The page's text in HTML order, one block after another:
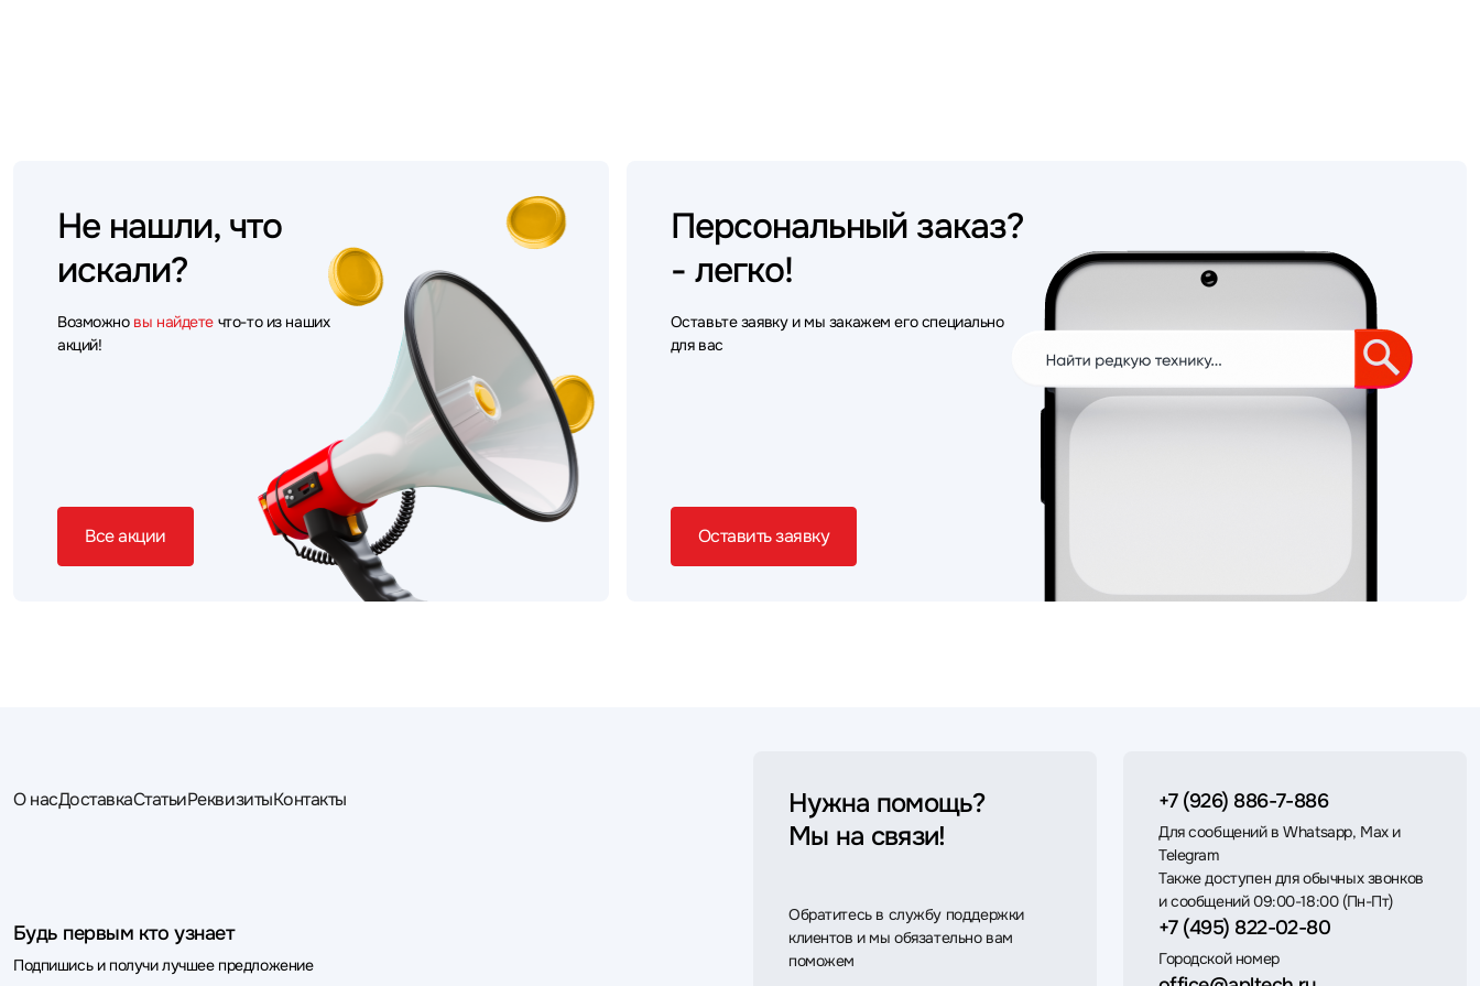
Не нашли, что
искали?
Возможно вы найдете что-то из наших
акций!
Все акции
Персональный заказ?
- легко!
Оставьте заявку и мы закажем его специально
для вас
Оставить заявку
О насДоставкаСтатьиРеквизитыКонтакты
Будь первым кто узнает
Подпишись и получи лучшее предложение
Нужна помощь?
Мы на связи!
Обратитесь в службу поддержки
клиентов и мы обязательно вам
поможем
+7 (926) 886-7-886
Для сообщений в Whatsapp, Max и
Telegram
Также доступен для обычных звонков
и сообщений 09:00-18:00 (Пн-Пт)
+7 (495) 822-02-80
Городской номер